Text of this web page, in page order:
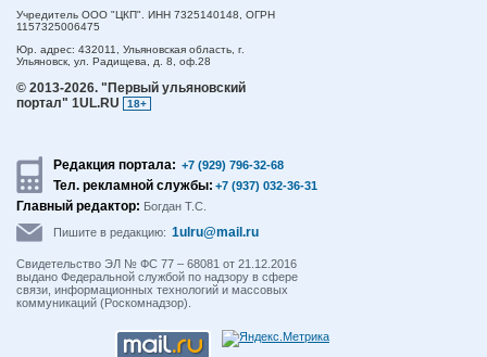
Учредитель ООО "ЦКП". ИНН 7325140148, ОГРН
1157325006475
Юр. адрес: 432011, Ульяновская область, г.
Ульяновск, ул. Радищева, д. 8, оф.28
© 2013-2026. "Первый ульяновский
портал" 1UL.RU
18+
Редакция портала: +7 (929) 796-32-68
Тел. рекламной службы: +7 (937) 032-36-31
Главный редактор: Богдан Т.С.
Пишите в редакцию: 1ulru@mail.ru
Свидетельство ЭЛ № ФС 77 – 68081 от 21.12.2016
выдано Федеральной службой по надзору в сфере
связи, информационных технологий и массовых
коммуникаций (Роскомнадзор).